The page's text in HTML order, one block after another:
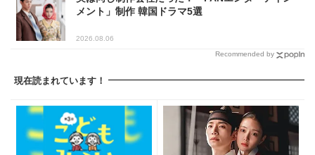
メント」制作 韓国ドラマ5選
2026.08.06
Recommended by
現在読まれています！